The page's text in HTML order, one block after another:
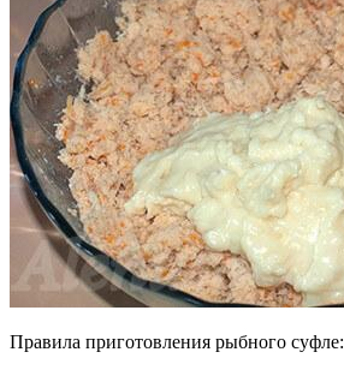
Правила приготовления рыбного суфле: